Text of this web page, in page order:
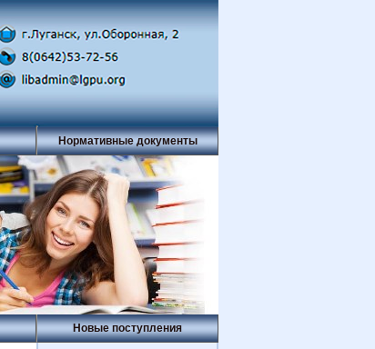
Нормативные документы
Новые поступления